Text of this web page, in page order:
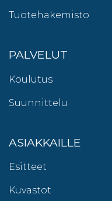
Tuotehakemisto
PALVELUT
Koulutus
Suunnittelu
ASIAKKAILLE
Esitteet
Kuvastot